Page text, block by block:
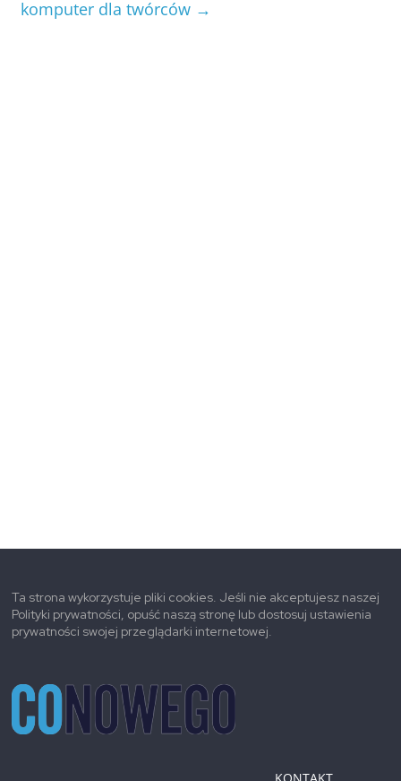
komputer dla twórców →
Ta strona wykorzystuje pliki cookies. Jeśli nie akceptujesz naszej
Polityki prywatności, opuść naszą stronę lub dostosuj ustawienia
prywatności swojej przeglądarki internetowej.